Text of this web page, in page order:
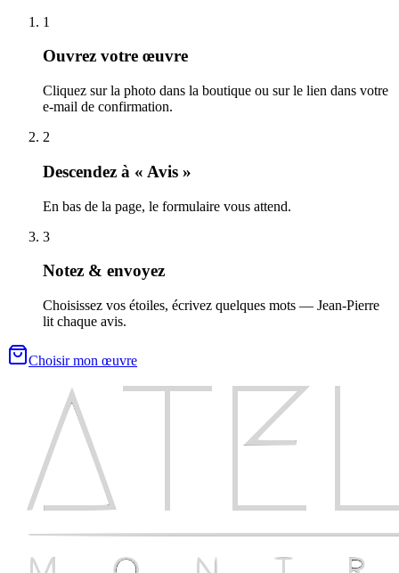
1
Ouvrez votre œuvre
Cliquez sur la photo dans la boutique ou sur le lien dans votre
e-mail de confirmation.
2
Descendez à « Avis »
En bas de la page, le formulaire vous attend.
3
Notez & envoyez
Choisissez vos étoiles, écrivez quelques mots — Jean-Pierre
lit chaque avis.
Choisir mon œuvre